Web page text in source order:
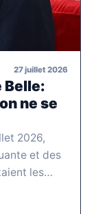
27 juillet 2026
Belle:
ne se
2026,
et des
les…